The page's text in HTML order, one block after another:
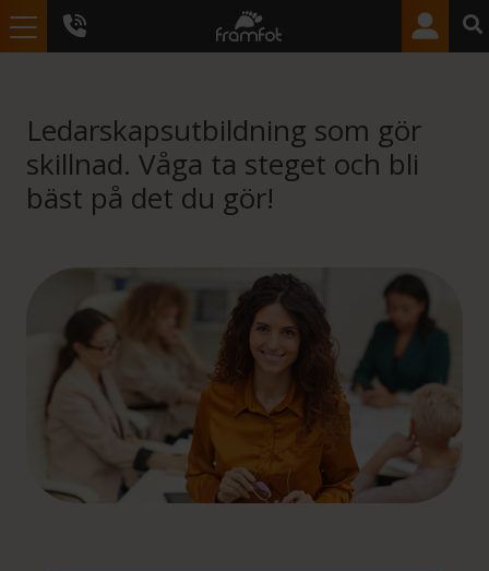
Ledarskapsutbildning som gör
skillnad. Våga ta steget och bli
bäst på det du gör!